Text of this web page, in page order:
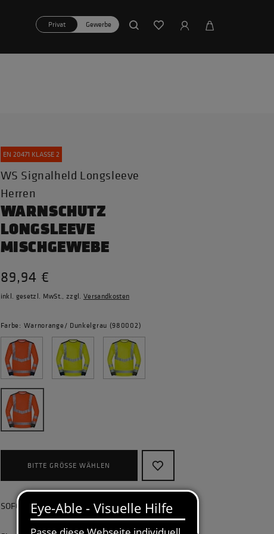
Privat Gewerbe
EN 20471 KLASSE 2
WS Signalheld Longsleeve
Herren
WARNSCHUTZ
LONGSLEEVE
MISCHGEWEBE
89,94 €
inkl. gesetzl. MwSt., zzgl. Versandkosten
Farbe: Warnorange/ Dunkelgrau (980002)
BITTE GRÖSSE WÄHLEN
SOFORT lieferbar, kostenlose Retoure